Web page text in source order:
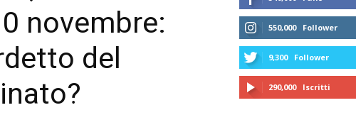
novembre:
del
550,000 Follower
9,300 Follower
290,000 Iscritti